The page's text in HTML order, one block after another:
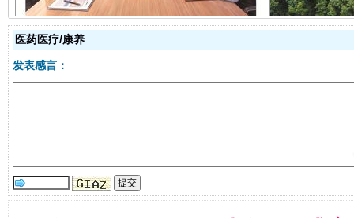
受贿1.44亿！段成刚被判无期 从幼
医药医疗/康养
发表感言：